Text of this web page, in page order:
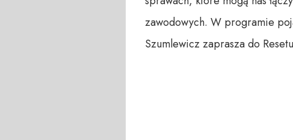
zawodowych. W programie
Szumlewicz zaprasza do